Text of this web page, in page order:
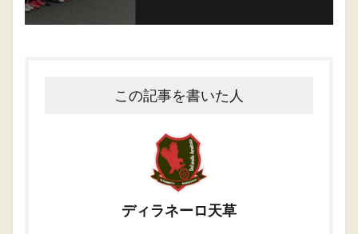
この記事を書いた人
ディラネーロ天草